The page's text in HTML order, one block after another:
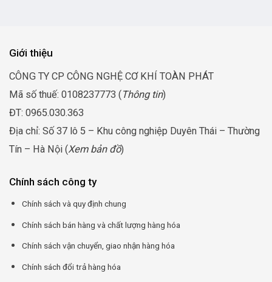
Giới thiệu
CÔNG TY CP CÔNG NGHỆ CƠ KHÍ TOÀN PHÁT
Mã số thuế: 0108237773 (Thông tin)
ĐT: 0965.030.363
Địa chỉ: Số 37 lô 5 – Khu công nghiệp Duyên Thái – Thường
Tín – Hà Nội (Xem bản đồ)
Chính sách công ty
Chính sách và quy định chung
Chính sách bán hàng và chất lượng hàng hóa
Chính sách vận chuyển, giao nhận hàng hóa
Chính sách đổi trả hàng hóa